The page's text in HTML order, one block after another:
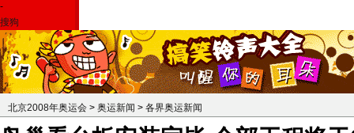
-
搜狗
北京2008年奥运会 > 奥运新闻 > 各界奥运新闻